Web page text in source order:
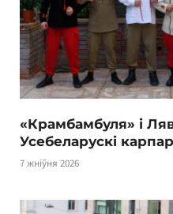
«Крамбамбуля» і
Усебеларускі
7 жніўня 2026